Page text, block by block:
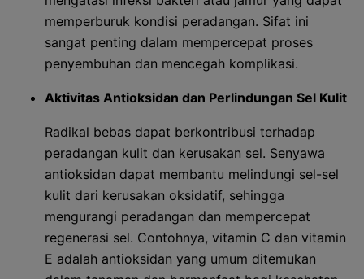
memperburuk kondisi peradangan. Sifat ini
sangat penting dalam mempercepat proses
penyembuhan dan mencegah komplikasi.
Aktivitas Antioksidan dan Perlindungan Sel Kulit
Radikal bebas dapat berkontribusi terhadap
peradangan kulit dan kerusakan sel. Senyawa
antioksidan dapat membantu melindungi sel-sel
kulit dari kerusakan oksidatif, sehingga
mengurangi peradangan dan mempercepat
regenerasi sel. Contohnya, vitamin C dan vitamin
E adalah antioksidan yang umum ditemukan